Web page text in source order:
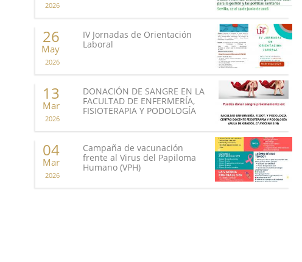
2026
26
May
2026
IV Jornadas de Orientación
Laboral
13
Mar
2026
DONACIÓN DE SANGRE EN LA
FACULTAD DE ENFERMERÍA,
FISIOTERAPIA Y PODOLOGÍA
04
Mar
2026
Campaña de vacunación
frente al Virus del Papiloma
Humano (VPH)